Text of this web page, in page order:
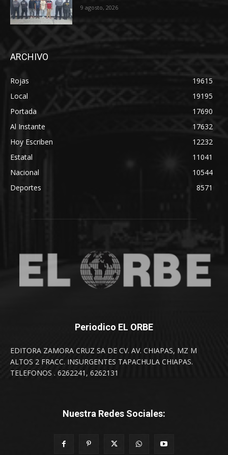
9 agosto, 2026
ARCHIVO
Rojas
19615
Local
19195
Portada
17690
Al Instante
17632
Hoy Escriben
12232
Estatal
11041
Nacional
10544
Deportes
8571
Periodico EL ORBE
EDITORA ZAMORA CRUZ SA DE CV. AV. CHIAPAS, MZ M
ALTOS 2 FRACC. INSURGENTES TAPACHULA CHIAPAS.
TELEFONOS . 6262241, 6262131
Nuestra Redes Sociales: